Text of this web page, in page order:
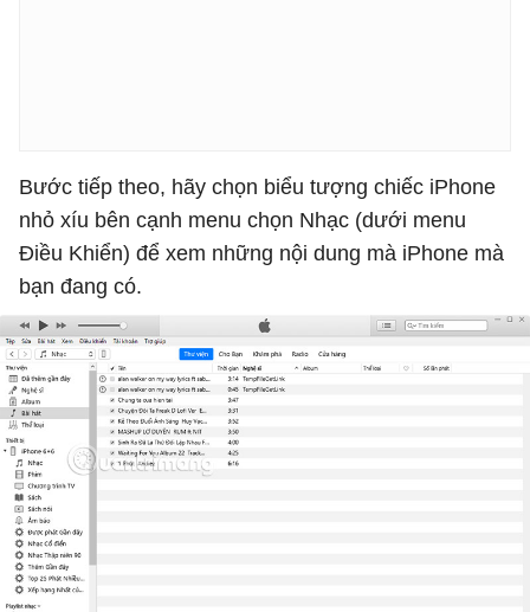
Bước tiếp theo, hãy chọn biểu tượng chiếc iPhone
nhỏ xíu bên cạnh menu chọn Nhạc (dưới menu
Điều Khiển) để xem những nội dung mà iPhone mà
bạn đang có.